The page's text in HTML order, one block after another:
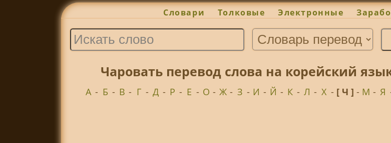
Словари Толковые Электронные
Чаровать перевод слова на корейский
А - Б - В - Г - Д - Р - Е - О - Ж - З - И - Й - К - Л - Х - [ Ч ] - М - Я